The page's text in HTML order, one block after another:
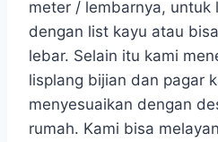
meter / lembarnya, untuk
dengan list kayu atau
lebar. Selain itu kami
lisplang bijian dan pagar
menyesuaikan dengan
rumah. Kami bisa